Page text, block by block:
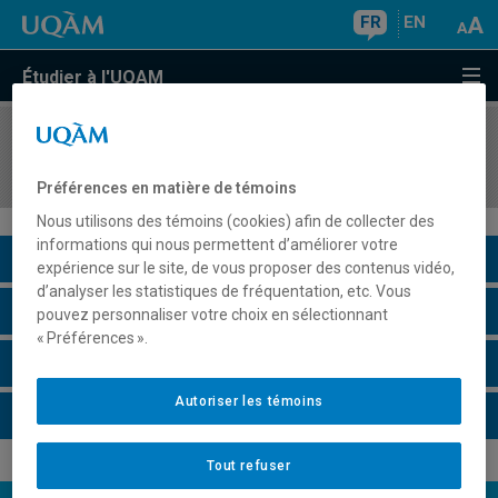
FR EN
Étudier à l'UQAM
COURS//
Description du cours
Horaire - Été 2026
Préférences en matière de témoins
Nous utilisons des témoins (cookies) afin de collecter des
informations qui nous permettent d’améliorer votre
expérience sur le site, de vous proposer des contenus vidéo,
d’analyser les statistiques de fréquentation, etc. Vous
pouvez personnaliser votre choix en sélectionnant
« Préférences ».
Tout refuser
Autoriser les témoins